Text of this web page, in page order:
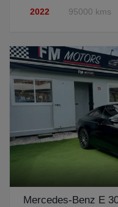
2022 95000 kms
Mercedes-Benz E